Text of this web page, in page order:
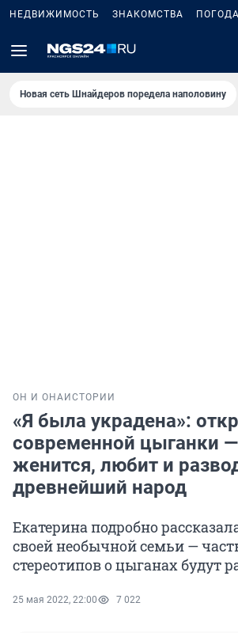
НЕДВИЖИМОСТЬ ЗНАКОМСТВА ПОГОДА
Новая сеть Шнайдеров поредела наполовину
ОН И ОНА ИСТОРИИ
«Я была украдена»:
современной цыганки
женится, любит и
древнейший народ
Екатерина подробно
своей необычной семьи —
стереотипов о цыганах будут
25 мая 2022, 22:00 7 022